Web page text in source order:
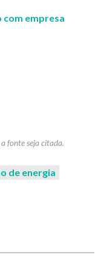
com empresa
de energia